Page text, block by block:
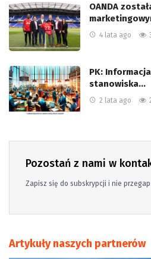
OANDA
4 lata ago
PK:
stanowiska…
2 lata ago
Pozostań z nami w
Zapisz się do subskrypcji i nie
Artykuły naszych partnerów